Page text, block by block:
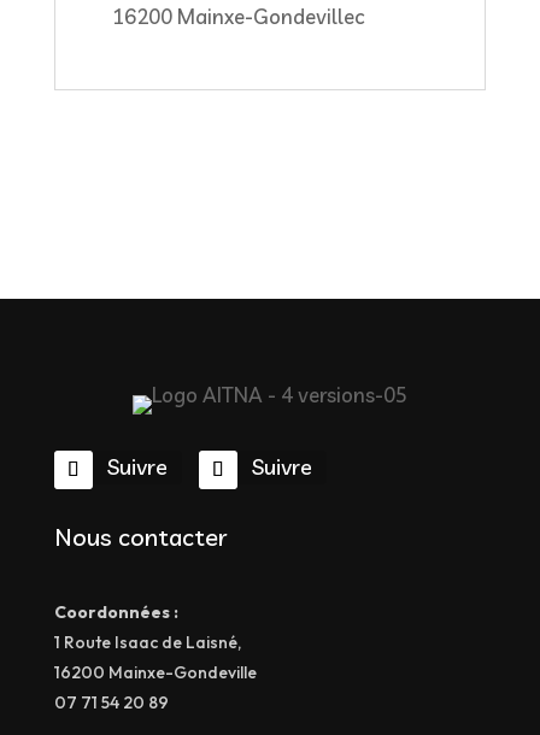
16200 Mainxe-Gondevillec
Suivre Suivre
Nous contacter
Coordonnées :
1 Route Isaac de Laisné,
16200 Mainxe-Gondeville
07 71 54 20 89